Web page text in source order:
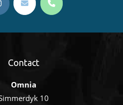
Contact
Omnia
10